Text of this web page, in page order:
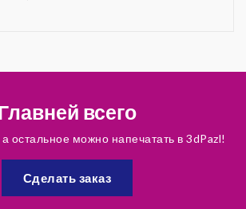
всего
остальное можно напечатать в 3dPazl!
Сделать заказ